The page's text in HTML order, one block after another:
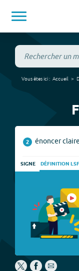
Vous êtes ici : Accueil
2 énoncer
SIGNE DÉFINITION LSF